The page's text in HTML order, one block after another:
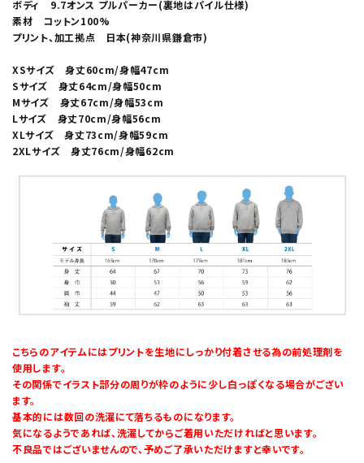
ボディ 9.7オンス プルパーカー(裏地はパイル仕様)
素材 コットン100%
プリント、加工拠点 日本(神奈川県鎌倉市)
XSサイズ 身丈60cm/身幅47cm
Sサイズ 身丈64cm/身幅50cm
Mサイズ 身丈67cm/身幅53cm
Lサイズ 身丈70cm/身幅56cm
XLサイズ 身丈73cm/身幅59cm
2XLサイズ 身丈76cm/身幅62cm
こちらのアイテムにはプリントを生地にしっかり付着させる為の前処理剤を
使用します。
その関係でイラスト部分の周りが枠のように少し白っぽくなる場合がござい
ます。
基本的には数回の洗濯にて落ちるものになります。
気になるようであれば、洗濯してからご着用いただければと思います。
不良品ではございませんので、予めご了承いただけますと幸いです。